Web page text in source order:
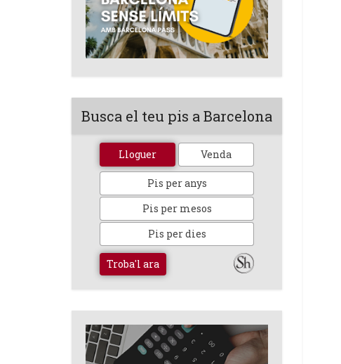
Busca el teu pis a Barcelona
Lloguer Venda
Pis per anys
Pis per mesos
Pis per dies
Troba'l ara